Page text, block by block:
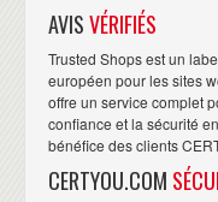
AVISVÉRIFIÉS
Trusted Shops est un
européen pour les sites
offre un service complet
confiance et la sécurité
bénéfice des clients
CERTYOU.COM